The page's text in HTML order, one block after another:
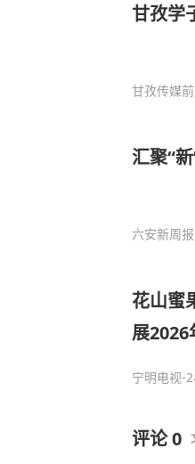
甘孜学
甘孜传媒
汇聚“
六安新周报
花山蜜
展2026
宁明电视-
评论0